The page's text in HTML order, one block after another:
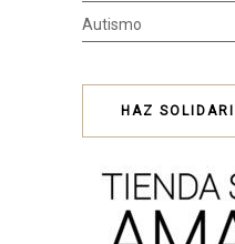
Autismo
HAZ